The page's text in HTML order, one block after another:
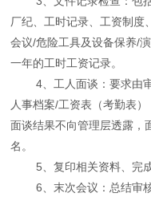
厂纪、工时记录、工资制度
会议/危险工具及设备保养/
一年的工时工资记录。
4、工人面谈：要求由审
人事档案/工资表（考勤表
面谈结果不向管理层透露，
名。
5、复印相关资料、完成
6、末次会议：总结审核